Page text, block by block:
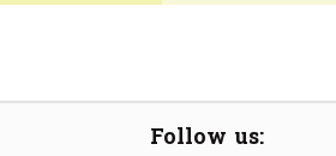
Follow us: